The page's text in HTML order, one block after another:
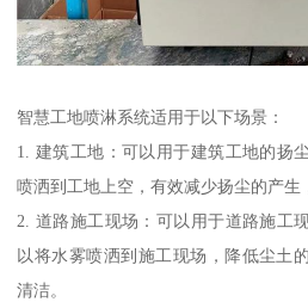
智慧工地喷淋系统适用于以下场景：
1. 建筑工地：可以用于建筑工地的扬
喷洒到工地上空，有效减少扬尘的产生
2. 道路施工现场：可以用于道路施工
以将水雾喷洒到施工现场，降低尘土
清洁。